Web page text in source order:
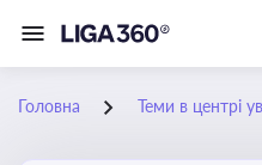
Головна Теми в центрі